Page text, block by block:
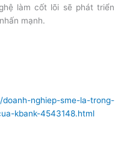
làm cốt lõi sẽ phát triển
mạnh.
nghiep-sme-la-trong-
kbank-4543148.html